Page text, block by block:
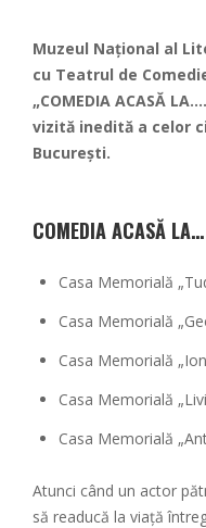
Muzeul Național al
cu Teatrul de
„COMEDIA ACASĂ
vizită inedită a celor
București.
COMEDIA ACASĂ LA…
Casa Memorială
Casa Memorială
Casa Memorială
Casa Memorială
Casa Memorială
Atunci când un actor
să readucă la viață